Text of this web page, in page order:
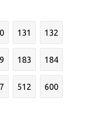
131 132
183 184
512 600